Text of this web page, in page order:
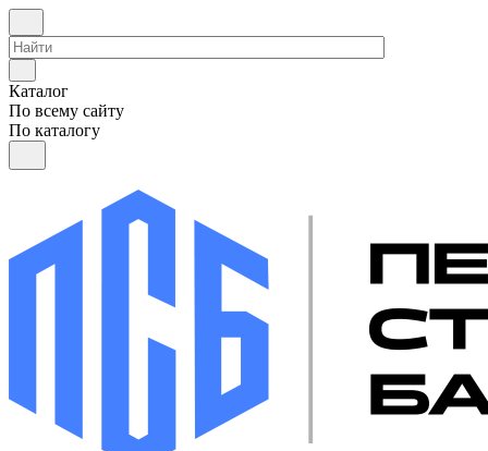
Каталог
По всему сайту
По каталогу